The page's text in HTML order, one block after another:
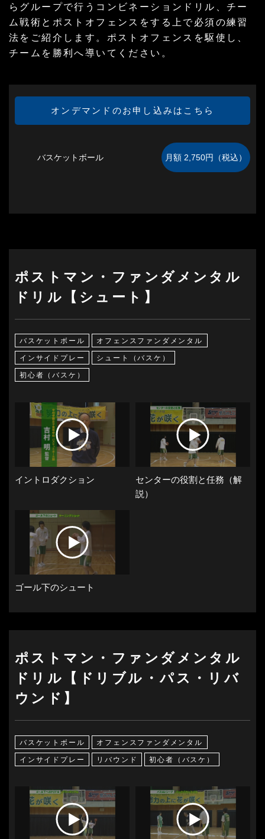
らグループで行うコンビネーションドリル、チー
ム戦術とポストオフェンスをする上で必須の練習
法をご紹介します。ポストオフェンスを駆使し、
チームを勝利へ導いてください。
オンデマンドのお申し込みはこちら
バスケットボール
ポストマン・ファンダメンタル
ドリル【シュート】
バスケットボール オフェンスファンダメンタル
インサイドプレー シュート（バスケ）
初心者（バスケ）
イントロダクション
センターの役割と任務（解
説）
ゴール下のシュート
ポストマン・ファンダメンタル
ドリル【ドリブル・パス・リバ
ウンド】
バスケットボール オフェンスファンダメンタル
インサイドプレー リバウンド 初心者（バスケ）